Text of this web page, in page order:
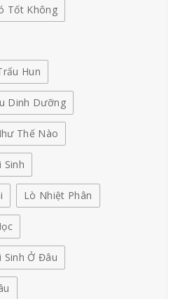
Tốt Không
Hun
Dinh Dưỡng
Thế Nào
Sinh
Lò Nhiệt Phân
Sinh Ở Đâu